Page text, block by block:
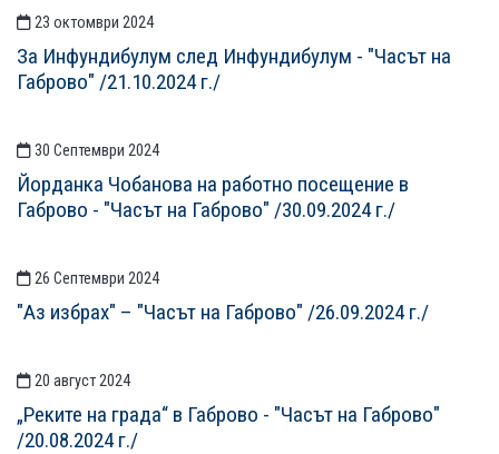
23 октомври 2024
За Инфундибулум след Инфундибулум - "Часът на
Габрово" /21.10.2024 г./
30 Септември 2024
Йорданка Чобанова на работно посещение в
Габрово - "Часът на Габрово" /30.09.2024 г./
26 Септември 2024
"Аз избрах" – "Часът на Габрово" /26.09.2024 г./
20 август 2024
„Реките на града“ в Габрово - "Часът на Габрово"
/20.08.2024 г./